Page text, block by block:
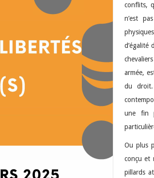
conflits,
n’est
d’égalité
armée,
du
une fin
Ou plus
conçu et
pillards